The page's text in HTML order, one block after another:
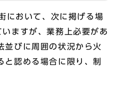
において、次に掲げる場
ますが、業務上必要があ
並びに周囲の状況から火
認める場合に限り、制